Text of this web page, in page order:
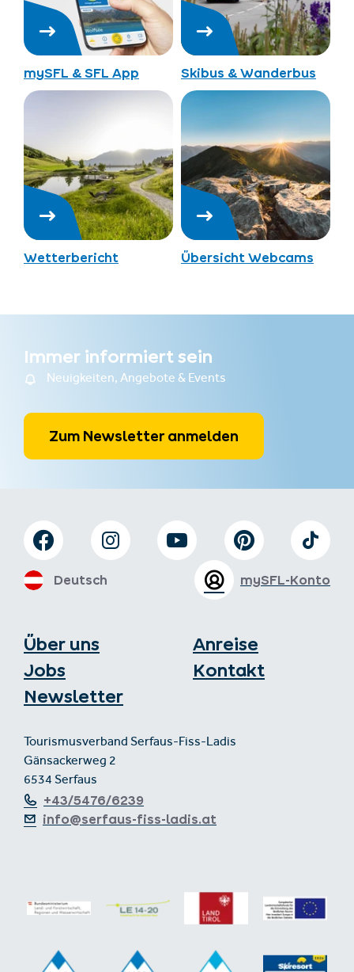
mySFL & SFL App Skibus & Wanderbus
Wetterbericht Übersicht Webcams
Immer informiert sein
Neuigkeiten, Angebote & Events
Zum Newsletter anmelden
Über uns
Jobs
Newsletter
Anreise
Kontakt
Tourismusverband Serfaus-Fiss-Ladis
Gänsackerweg 2
6534 Serfaus
+43/5476/6239
info@serfaus-fiss-ladis.at
mySFL-Konto
Deutsch